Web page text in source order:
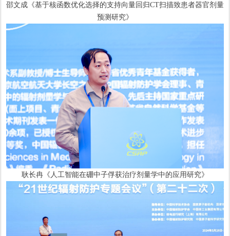
邵文成《基于核函数优化选择的支持向量回归CT扫描致患者器官剂量
预测研究》
耿长冉《人工智能在硼中子俘获治疗剂量学中的应用研究》